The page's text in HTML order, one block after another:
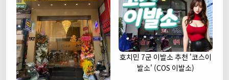
호치민 7군 이발소 추천 '코스이
발소' (COS 이발소)